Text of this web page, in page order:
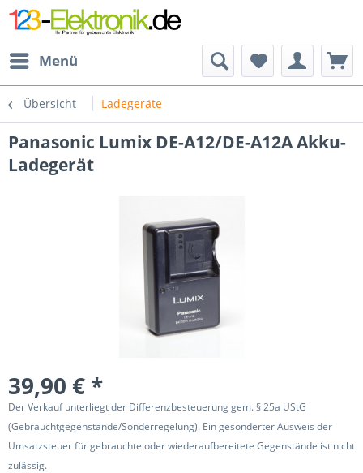
Menü
Übersicht Ladegeräte
Panasonic Lumix DE-A12/DE-A12A Akku-
Ladegerät
39,90 € *
Der Verkauf unterliegt der Differenzbesteuerung gem. § 25a UStG
(Gebrauchtgegenstände/Sonderregelung). Ein gesonderter Ausweis der
Umsatzsteuer für gebrauchte oder wiederaufbereitete Gegenstände ist nicht
zulässig.